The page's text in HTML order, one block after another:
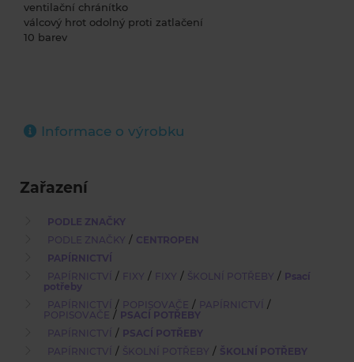
ventilační chránítko
válcový hrot odolný proti zatlačení
10 barev
Informace o výrobku
Zařazení
PODLE ZNAČKY
PODLE ZNAČKY / CENTROPEN
PAPÍRNICTVÍ
PAPÍRNICTVÍ / FIXY / FIXY / ŠKOLNÍ POTŘEBY / Psací
potřeby
PAPÍRNICTVÍ / POPISOVAČE / PAPÍRNICTVÍ /
POPISOVAČE / PSACÍ POTŘEBY
PAPÍRNICTVÍ / PSACÍ POTŘEBY
PAPÍRNICTVÍ / ŠKOLNÍ POTŘEBY / ŠKOLNÍ POTŘEBY